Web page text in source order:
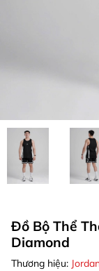
Đồ Bộ Thể
Diamond
Thương hiệu: